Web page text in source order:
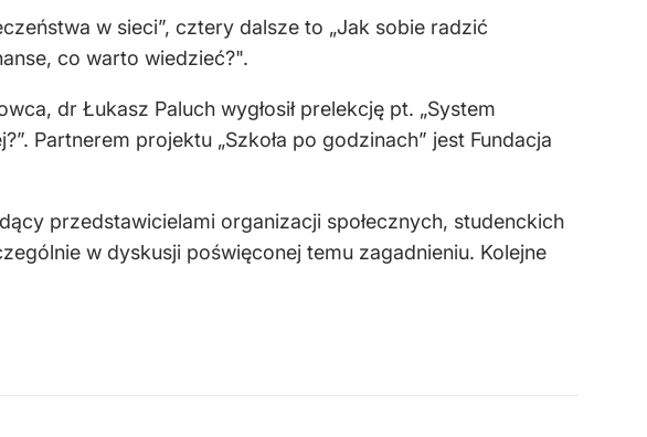
w sieci”, cztery dalsze to „Jak sobie radzić
co warto wiedzieć?".
dr Łukasz Paluch wygłosił prelekcję pt. „System
Partnerem projektu „Szkoła po godzinach” jest Fundacja
przedstawicielami organizacji społecznych, studenckich
w dyskusji poświęconej temu zagadnieniu. Kolejne